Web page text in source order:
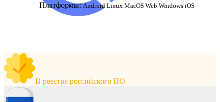
Платформы:Android Linux MacOS Web Windows iOS
В реестре российского ПО